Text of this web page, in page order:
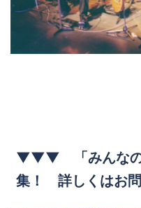
▼▼▼ 「みんなの
集！ 詳しくはお